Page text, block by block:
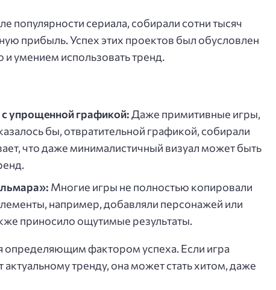
сериала, собирали сотни тысяч
прибыль. Успех этих проектов был обусловлен
и умением использовать тренд.
упрощенной графикой:Даже примитивные игры,
бы, отвратительной графикой, собирали
что даже минималистичный визуал может быть
Многие игры не полностью копировали
например, добавляли персонажей или
приносило ощутимые результаты.
определяющим фактором успеха. Если игра
актуальному тренду, она может стать хитом, даже